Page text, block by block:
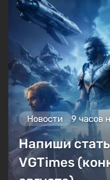
Новости 9 часов
Напиши
VGTimes